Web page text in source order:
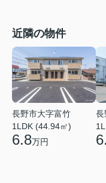
近隣の物件
長野市大字富竹
1LDK (44.94㎡)
6.8万円
長